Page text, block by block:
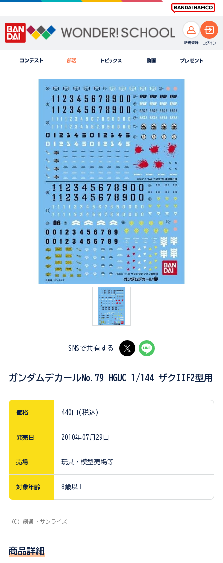
SNSで共有する
ガンダムデカールNo.79 HGUC 1/144 ザクIIF2型用
価格 440円(税込)
発売日 2010年07月29日
売場 玩具・模型売場等
対象年齢 8歳以上
（C）創通・サンライズ
商品詳細